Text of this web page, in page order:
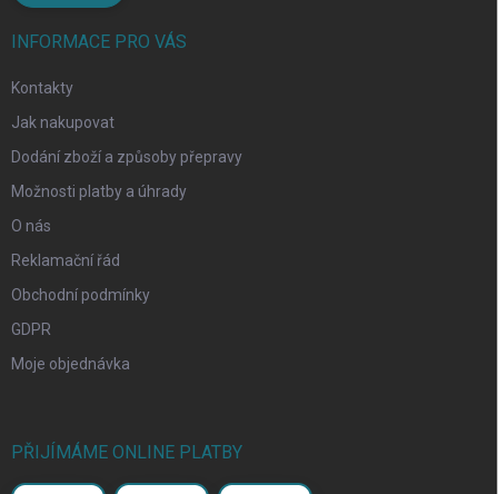
INFORMACE PRO VÁS
Kontakty
Jak nakupovat
Dodání zboží a způsoby přepravy
Možnosti platby a úhrady
O nás
Reklamační řád
Obchodní podmínky
GDPR
Moje objednávka
PŘIJÍMÁME ONLINE PLATBY